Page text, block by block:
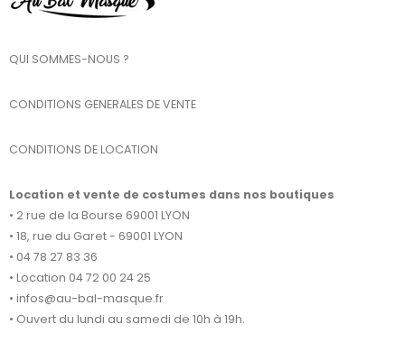
QUI SOMMES-NOUS ?
CONDITIONS GENERALES DE VENTE
CONDITIONS DE LOCATION
Location et vente de costumes dans nos boutiques
• 2 rue de la Bourse 69001 LYON
• 18, rue du Garet - 69001 LYON
• 04 78 27 83 36
• Location 04 72 00 24 25
• infos@au-bal-masque.fr
• Ouvert du lundi au samedi de 10h à 19h.